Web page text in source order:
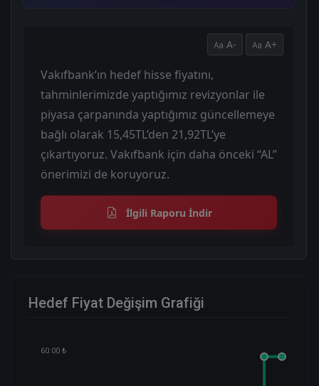
A- A+
Vakıfbank’ın hedef hisse fiyatını,
tahminlerimizde yaptığımız revizyonlar ile
piyasa çarpanında yaptığımız güncellemeye
bağlı olarak 15,45TL’den 21,92TL’ye
çıkartıyoruz. Vakıfbank için daha önceki “AL”
önerimizi de koruyoruz.
İlgili Raporu İndir
Hedef Fiyat Değişim Grafiği
60.00 ₺